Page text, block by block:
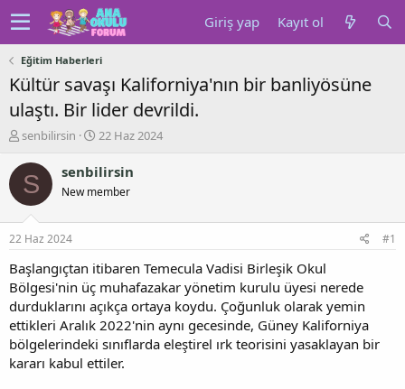
Giriş yap Kayıt ol
Eğitim Haberleri
Kültür savaşı Kaliforniya'nın bir banliyösüne
ulaştı. Bir lider devrildi.
K
n
u
y
b
a
ş
l
a
t
a
n
senbilirsin
B
ş
a
ç
a
r
i
h
i
22 Haz 2024
S senbilirsin
New member
22 Haz 2024 #1
Başlangıçtan itibaren Temecula Vadisi Birleşik Okul
Bölgesi'nin üç muhafazakar yönetim kurulu üyesi nerede
durduklarını açıkça ortaya koydu. Çoğunluk olarak yemin
ettikleri Aralık 2022'nin aynı gecesinde, Güney Kaliforniya
bölgelerindeki sınıflarda eleştirel ırk teorisini yasaklayan bir
kararı kabul ettiler.